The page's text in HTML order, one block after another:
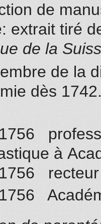
de
extrait tiré
de la
de la
dès
à
recteur